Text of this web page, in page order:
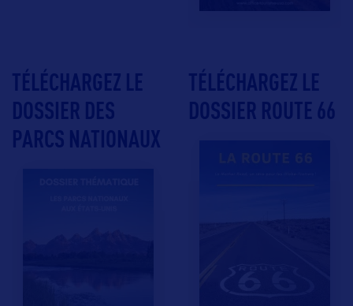
TÉLÉCHARGEZ LE
DOSSIER DES
PARCS NATIONAUX
TÉLÉCHARGEZ LE
DOSSIER ROUTE 66